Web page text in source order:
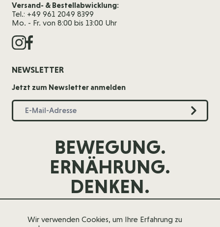
Wir verwenden Cookies, um Ihre Erfahrung zu
BEWEGUNG.
ERNÄHRUNG.
DENKEN.
Versand- & Bestellabwicklung:
Tel.: +49 961 2049 8399
Mo. - Fr. von 8:00 bis 13:00 Uhr
NEWSLETTER
Jetzt zum Newsletter anmelden